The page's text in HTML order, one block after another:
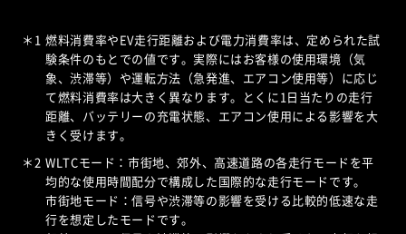
＊1 燃料消費率やEV走行距離および電力消費率は、定められた試
験条件のもとでの値です。実際にはお客様の使用環境（気
象、渋滞等）や運転方法（急発進、エアコン使用等）に応じ
て燃料消費率は大きく異なります。とくに1日当たりの走行
距離、バッテリーの充電状態、エアコン使用による影響を大
きく受けます。
＊2 WLTCモード：市街地、郊外、高速道路の各走行モードを平
均的な使用時間配分で構成した国際的な走行モードです。
市街地モード：信号や渋滞等の影響を受ける比較的低速な走
行を想定したモードです。